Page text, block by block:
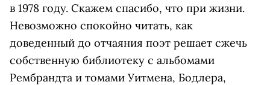
в 1978 году. Скажем спасибо, что при жизни.
Невозможно спокойно читать, как
доведенный до отчаяния поэт решает сжечь
собственную библиотеку с альбомами
Рембрандта и томами Уитмена, Бодлера,